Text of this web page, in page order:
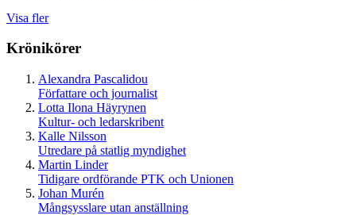
Visa fler
Krönikörer
Alexandra Pascalidou
Författare och journalist
Lotta Ilona Häyrynen
Kultur- och ledarskribent
Kalle Nilsson
Utredare på statlig myndighet
Martin Linder
Tidigare ordförande PTK och Unionen
Johan Murén
Mångsysslare utan anställning